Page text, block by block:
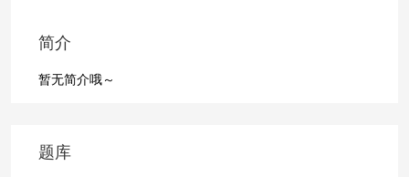
简介
暂无简介哦～
题库